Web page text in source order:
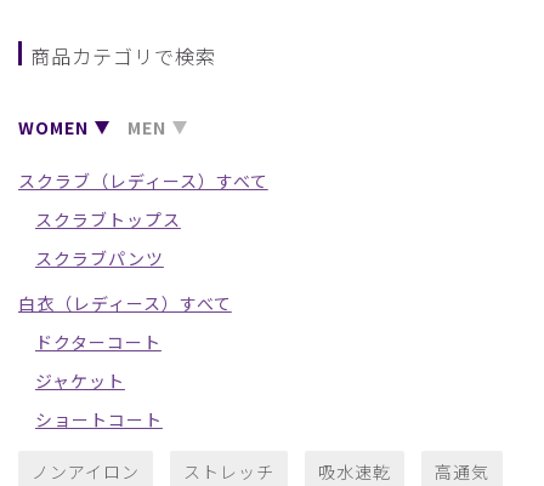
商品カテゴリで検索
WOMEN MEN
スクラブ（レディース）すべて
スクラブトップス
スクラブパンツ
白衣（レディース）すべて
ドクターコート
ジャケット
ショートコート
ノンアイロン ストレッチ 吸水速乾 高通気